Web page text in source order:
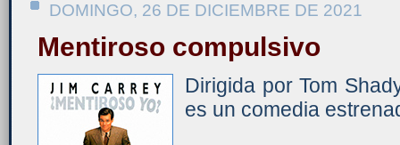
DOMINGO, 26 DE DICIEMBRE DE 2021
Mentiroso compulsivo
Dirigida por Tom
es un comedia